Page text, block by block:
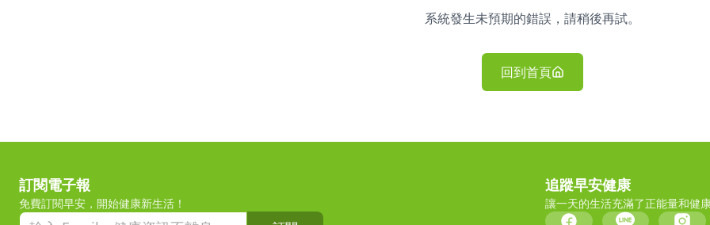
系統發生未預期的錯誤，請稍後再試。
回到首頁
訂閱電子報
免費訂閱早安，開始健康新生活！
追蹤早安健康
讓一天的生活充滿了正能量和健